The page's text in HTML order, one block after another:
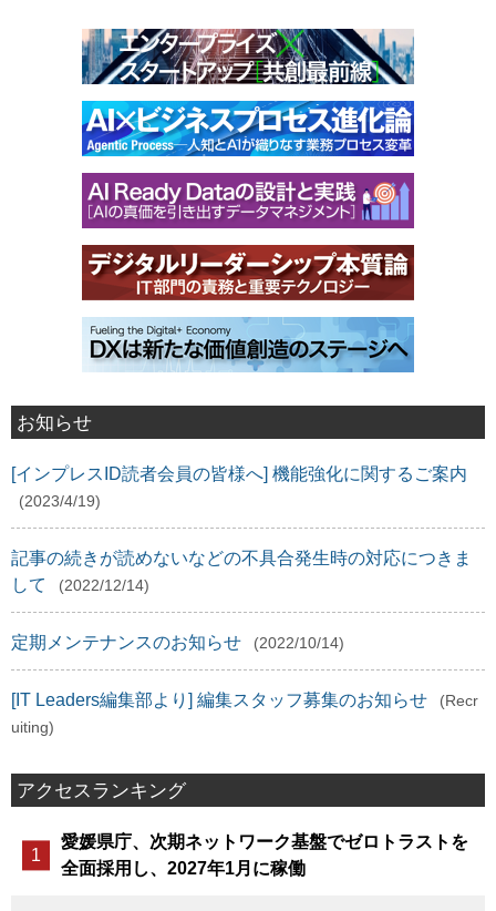
お知らせ
[インプレスID読者会員の皆様へ] 機能強化に関するご案内
(2023/4/19)
記事の続きが読めないなどの不具合発生時の対応につきま
して
(2022/12/14)
定期メンテナンスのお知らせ (2022/10/14)
[IT Leaders編集部より] 編集スタッフ募集のお知らせ
(Recr
uiting)
アクセスランキング
愛媛県庁、次期ネットワーク基盤でゼロトラストを
全面採用し、2027年1月に稼働